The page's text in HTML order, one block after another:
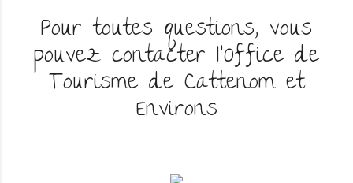
Pour toutes questions, vous
pouvez contacter l'Office de
Tourisme de Cattenom et
Environs